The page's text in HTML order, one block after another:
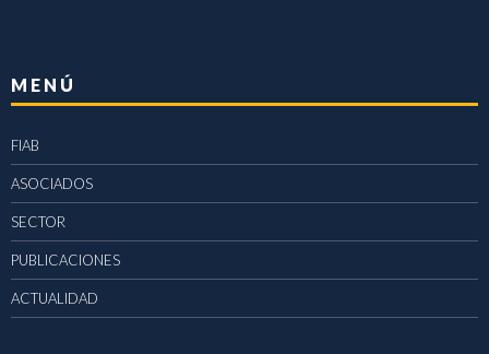
MENÚ
FIAB
ASOCIADOS
SECTOR
PUBLICACIONES
ACTUALIDAD